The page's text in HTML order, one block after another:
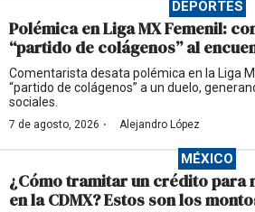
DEPORTES
Polémica en Liga MX Femenil:
“partido de colágenos” al
Comentarista desata polémica en la Liga
“partido de colágenos” a un duelo,
sociales.
7 de agosto, 2026 · Alejandro López
MÉXICO
¿Cómo tramitar un crédito para
en la CDMX? Estos son los